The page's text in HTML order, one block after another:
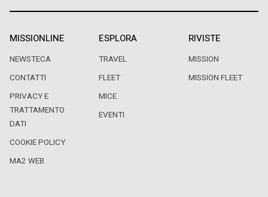
MISSIONLINE
NEWSTECA
CONTATTI
PRIVACY E
TRATTAMENTO
DATI
COOKIE POLICY
MA2 WEB
ESPLORA
TRAVEL
FLEET
MICE
EVENTI
RIVISTE
MISSION
MISSION FLEET